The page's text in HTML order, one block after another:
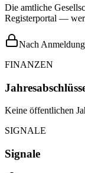
Die amtliche
Registerportal —
Nach
FINANZEN
Keine öffentlichen
SIGNALE
Signale